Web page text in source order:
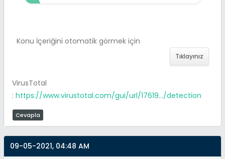
Konu İçeriğini otomatik görmek için
Tıklayınız
VirusTotal
: https://www.virustotal.com/gui/url/17619.../detection
Cevapla
09-05-2021, 04:48 AM